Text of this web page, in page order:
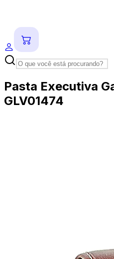
Pasta Executiva
GLV01474